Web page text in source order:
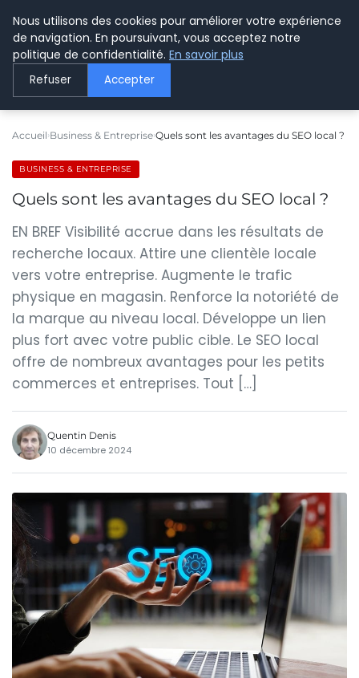
LE WEBMARKETING
Accueil Business & Entreprise Quels sont les avantages du SEO local ?
BUSINESS & ENTREPRISE
Quels sont les avantages du SEO local ?
EN BREF Visibilité accrue dans les résultats de
recherche locaux. Attire une clientèle locale
vers votre entreprise. Augmente le trafic
physique en magasin. Renforce la notoriété de
la marque au niveau local. Développe un lien
plus fort avec votre public cible. Le SEO local
offre de nombreux avantages pour les petits
commerces et entreprises. Tout […]
Quentin Denis
10 décembre 2024
Nous utilisons des cookies pour améliorer votre expérience
de navigation. En poursuivant, vous acceptez notre
politique de confidentialité. En savoir plus
Refuser Accepter